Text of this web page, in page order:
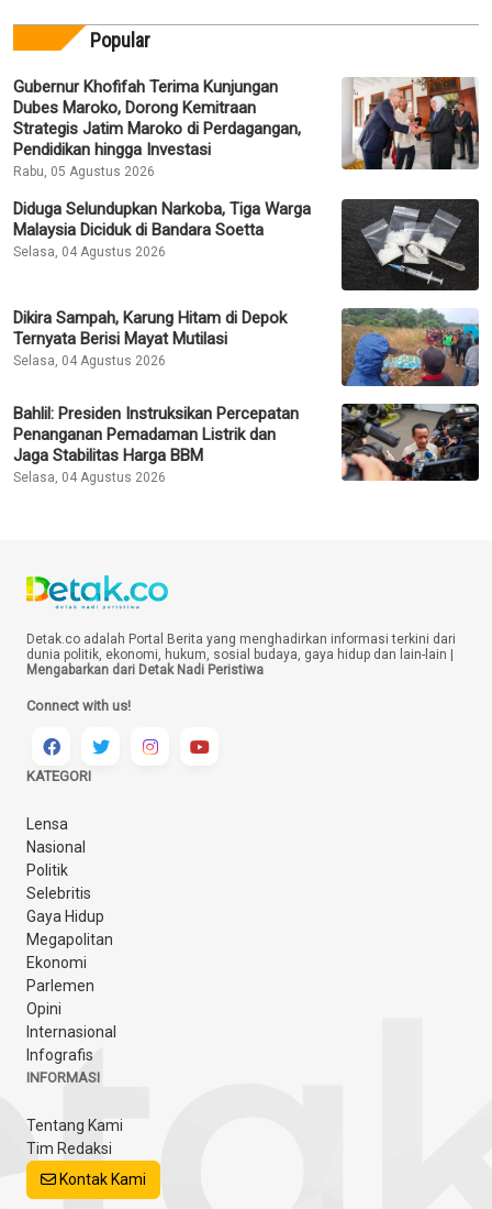
Popular
Gubernur Khofifah Terima Kunjungan
Dubes Maroko, Dorong Kemitraan
Strategis Jatim Maroko di Perdagangan,
Pendidikan hingga Investasi
Rabu, 05 Agustus 2026
Diduga Selundupkan Narkoba, Tiga Warga
Malaysia Diciduk di Bandara Soetta
Selasa, 04 Agustus 2026
Dikira Sampah, Karung Hitam di Depok
Ternyata Berisi Mayat Mutilasi
Selasa, 04 Agustus 2026
Bahlil: Presiden Instruksikan Percepatan
Penanganan Pemadaman Listrik dan
Jaga Stabilitas Harga BBM
Selasa, 04 Agustus 2026
Detak.co adalah Portal Berita yang menghadirkan informasi terkini dari
dunia politik, ekonomi, hukum, sosial budaya, gaya hidup dan lain-lain |
Mengabarkan dari Detak Nadi Peristiwa
Connect with us!
KATEGORI
Lensa
Nasional
Politik
Selebritis
Gaya Hidup
Megapolitan
Ekonomi
Parlemen
Opini
Internasional
Infografis
INFORMASI
Tentang Kami
Tim Redaksi
Kontak Kami